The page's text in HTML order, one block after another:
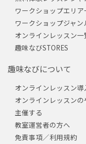
ワークショップエリア
ワークショップジャン
オンラインレッスン一
趣味なびSTORES
趣味なびについて
オンラインレッスン
オンラインレッスン
主催する
教室運営者の方へ
免責事項／利用規約